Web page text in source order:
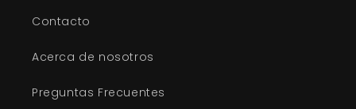
Contacto
Acerca de nosotros
Preguntas Frecuentes